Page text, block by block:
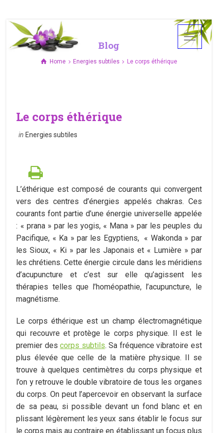
Blog
Home Energies subtiles Le corps éthérique
Le corps éthérique
in Energies subtiles
L’éthérique est composé de courants qui convergent
vers des centres d’énergies appelés chakras. Ces
courants font partie d’une énergie universelle appelée
: « prana » par les yogis, « Mana » par les peuples du
Pacifique, « Ka » par les Egyptiens, « Wakonda » par
les Sioux, « Ki » par les Japonais et « Lumière » par
les chrétiens. Cette énergie circule dans les méridiens
d’acupuncture et c’est sur elle qu’agissent les
thérapies telles que l’homéopathie, l’acupuncture, le
magnétisme.
Le corps éthérique est un champ électromagnétique
qui recouvre et protège le corps physique. Il est le
premier descorps subtils. Sa fréquence vibratoire est
plus élevée que celle de la matière physique. Il se
trouve à quelques centimètres du corps physique et
l’on y retrouve le double vibratoire de tous les organes
du corps. On peut l’apercevoir en observant la surface
de sa peau, si possible devant un fond blanc et en
plissant légèrement les yeux sans établir le focus sur
le corps mais au contraire en établissant un focus plus